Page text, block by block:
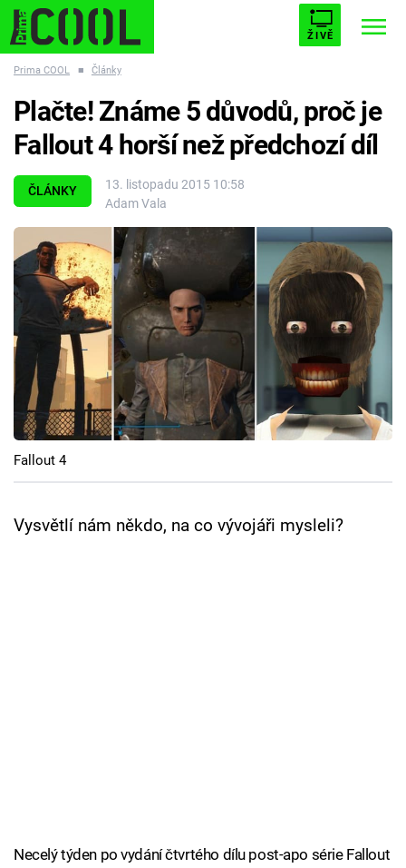
ŽIVĚ
ESCAPE PLNEJ KOTEL AVENGERS 5
Témata
Filmy
Seriály
Hry
Cool Esport
Pořady
TV Program
Prima COOL ■ Články
ČLÁNKY
13. listopadu 2015 10:58
Adam Vala
Plačte! Známe 5 důvodů, proč je
Fallout 4 horší než předchozí díl
Fallout 4
Vysvětlí nám někdo, na co vývojáři mysleli?
Necelý týden po vydání čtvrtého dílu post-apo série Fallout